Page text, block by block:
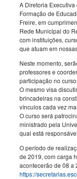
A Diretoria
Formação de
Freire, em
Rede Municipal do
com instituições,
que atuam em
Neste momento,
professores e
participação no
O mesmo visa
brincadeiras na
vínculos cada vez
O curso será
ministrado pela
qual está
O período de
de 2019, com carga
acontecerão de 08 a
https://